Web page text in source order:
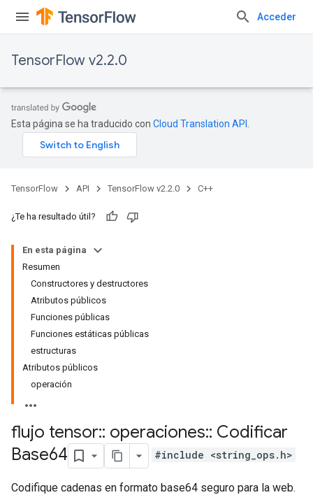
Acceder
TensorFlow v2.2.0
Esta página se ha traducido con Cloud Translation API
TensorFlow API TensorFlow v2.2.0 C++
¿Te ha resultado útil?
En esta página
Resumen
Constructores y destructores
Atributos públicos
Funciones públicas
Funciones estáticas públicas
estructuras
Atributos públicos
operación
flujo tensor:: operaciones:: Codificar
Base64
#include <string_ops.h>
Codifique cadenas en formato base64 seguro para la web.